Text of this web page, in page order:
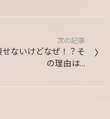
次の記事
せないけどなぜ！？そ
の理由は…